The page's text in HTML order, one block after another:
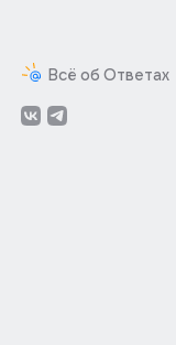
Всё об Ответах